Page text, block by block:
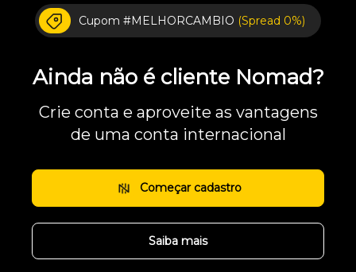
Cupom #MELHORCAMBIO (Spread 0%)
Ainda não é cliente Nomad?
Crie conta e aproveite as vantagens
de uma conta internacional
Começar cadastro
Saiba mais